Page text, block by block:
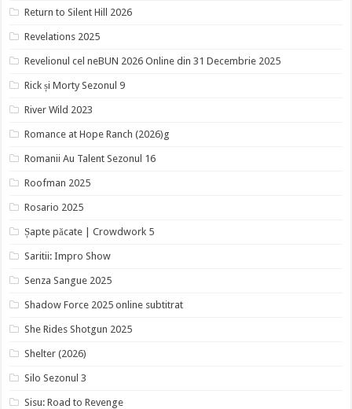
Return to Silent Hill 2026
Revelations 2025
Revelionul cel neBUN 2026 Online din 31 Decembrie 2025
Rick și Morty Sezonul 9
River Wild 2023
Romance at Hope Ranch (2026)g
Romanii Au Talent Sezonul 16
Roofman 2025
Rosario 2025
Șapte păcate | Crowdwork 5
Saritii: Impro Show
Senza Sangue 2025
Shadow Force 2025 online subtitrat
She Rides Shotgun 2025
Shelter (2026)
Silo Sezonul 3
Sisu: Road to Revenge